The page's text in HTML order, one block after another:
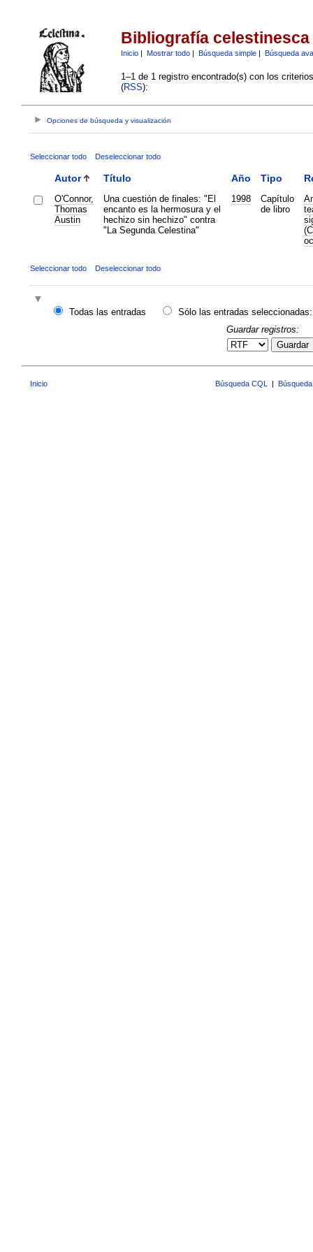
Bibliografía celestinesca
Inicio| Mostrar todo| Búsqueda simple| Búsqueda
1–1 de 1 registro encontrado(s) con los
(RSS):
Opciones de búsqueda y visualización
Seleccionar todo Deseleccionar todo
Autor Título Año Tipo
O'Connor,
Thomas
Austin
Una cuestión de finales: "El
encanto es la hermosura y el
hechizo sin hechizo" contra
"La Segunda Celestina"
1998
Capítulo
de libro
Seleccionar todo Deseleccionar todo
Todas las entradas
Sólo las entradas seleccionadas:
Guardar registros:
Guardar
Inicio Búsqueda CQL